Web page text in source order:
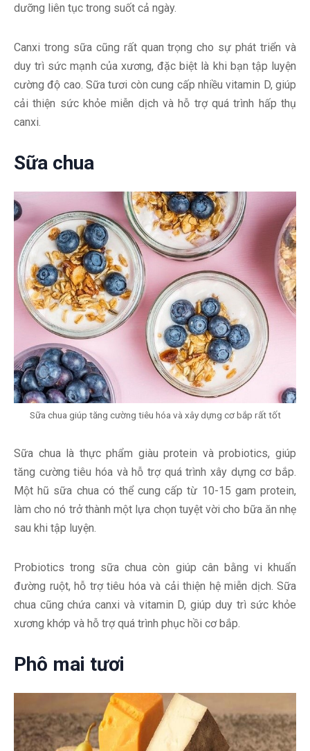
dưỡng liên tục trong suốt cả ngày.
Canxi trong sữa cũng rất quan trọng cho sự phát triển và
duy trì sức mạnh của xương, đặc biệt là khi bạn tập luyện
cường độ cao. Sữa tươi còn cung cấp nhiều vitamin D, giúp
cải thiện sức khỏe miễn dịch và hỗ trợ quá trình hấp thụ
canxi.
Sữa chua
Sữa chua giúp tăng cường tiêu hóa và xây dựng cơ bắp rất tốt
Sữa chua là thực phẩm giàu protein và probiotics, giúp
tăng cường tiêu hóa và hỗ trợ quá trình xây dựng cơ bắp.
Một hũ sữa chua có thể cung cấp từ 10-15 gam protein,
làm cho nó trở thành một lựa chọn tuyệt vời cho bữa ăn nhẹ
sau khi tập luyện.
Probiotics trong sữa chua còn giúp cân bằng vi khuẩn
đường ruột, hỗ trợ tiêu hóa và cải thiện hệ miễn dịch. Sữa
chua cũng chứa canxi và vitamin D, giúp duy trì sức khỏe
xương khớp và hỗ trợ quá trình phục hồi cơ bắp.
Phô mai tươi